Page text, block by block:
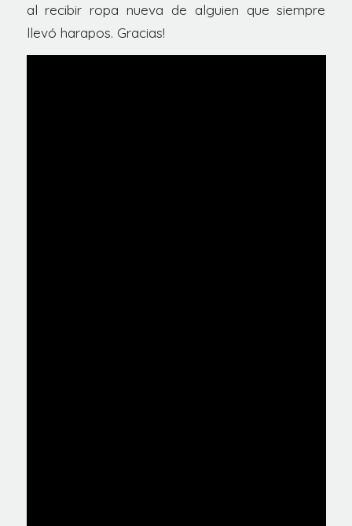
al recibir ropa nueva de alguien que siempre
llevó harapos. Gracias!